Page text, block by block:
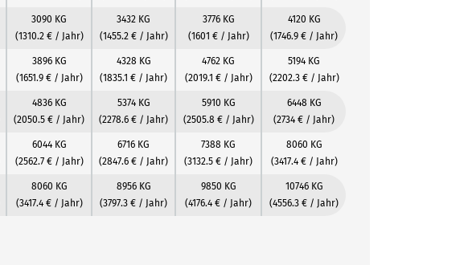
3090 KG
(1310.2 € / Jahr)
3432 KG
(1455.2 € / Jahr)
3776 KG
(1601 € / Jahr)
4120 KG
(1746.9 € / Jahr)
3896 KG
(1651.9 € / Jahr)
4328 KG
(1835.1 € / Jahr)
4762 KG
(2019.1 € / Jahr)
5194 KG
(2202.3 € / Jahr)
4836 KG
(2050.5 € / Jahr)
5374 KG
(2278.6 € / Jahr)
5910 KG
(2505.8 € / Jahr)
6448 KG
(2734 € / Jahr)
6044 KG
(2562.7 € / Jahr)
6716 KG
(2847.6 € / Jahr)
7388 KG
(3132.5 € / Jahr)
8060 KG
(3417.4 € / Jahr)
8060 KG
(3417.4 € / Jahr)
8956 KG
(3797.3 € / Jahr)
9850 KG
(4176.4 € / Jahr)
10746 KG
(4556.3 € / Jahr)